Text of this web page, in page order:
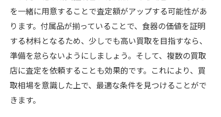
経験豊富なスタッフによる正確な価値判断
高い鑑定技術が実現する高価買取の秘密
査定における細やかなチェックポイント
お客様に寄り添う丁寧な対応とサービス
専門スタッフが常に学ぶ最新の市場トレン
を一緒に用意することで査定額がアップする可能性があ
ります。付属品が揃っていることで、食器の価値を証明
する材料となるため、少しでも高い買取を目指すなら、
準備を怠らないようにしましょう。そして、複数の買取
店に査定を依頼することも効果的です。これにより、買
取相場を意識した上で、最適な条件を見つけることがで
きます。